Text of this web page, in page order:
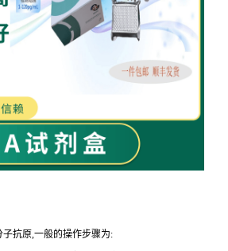
抗原,一般的操作步骤为: